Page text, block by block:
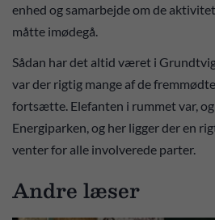
enhed og samarbejde om de
måtte imødegå.
Sådan har det altid været i
var der rigtig mange af de
fortsætte. Elefanten i rummet var,
Energiparken, og her ligger der en
venter for alle involverede parter.
Andre læser